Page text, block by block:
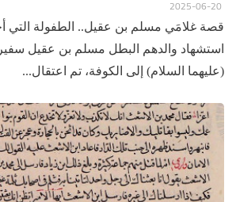
قصة غلامَي مسلم بن عقيل.. الطفولة التي
استشهاد والدهم البطل مسلم بن عقيل
(عليهما السلام) إلى الكوفة، تم اعتقال...